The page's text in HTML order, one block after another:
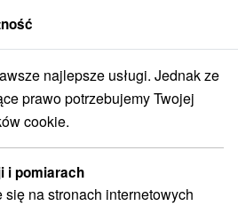
Túry a turistické chodníky Čertovica
chodníky
najlepsze usługi. Jednak ze
prawo potrzebujemy Twojej
cookie.
i pomiarach
na stronach internetowych